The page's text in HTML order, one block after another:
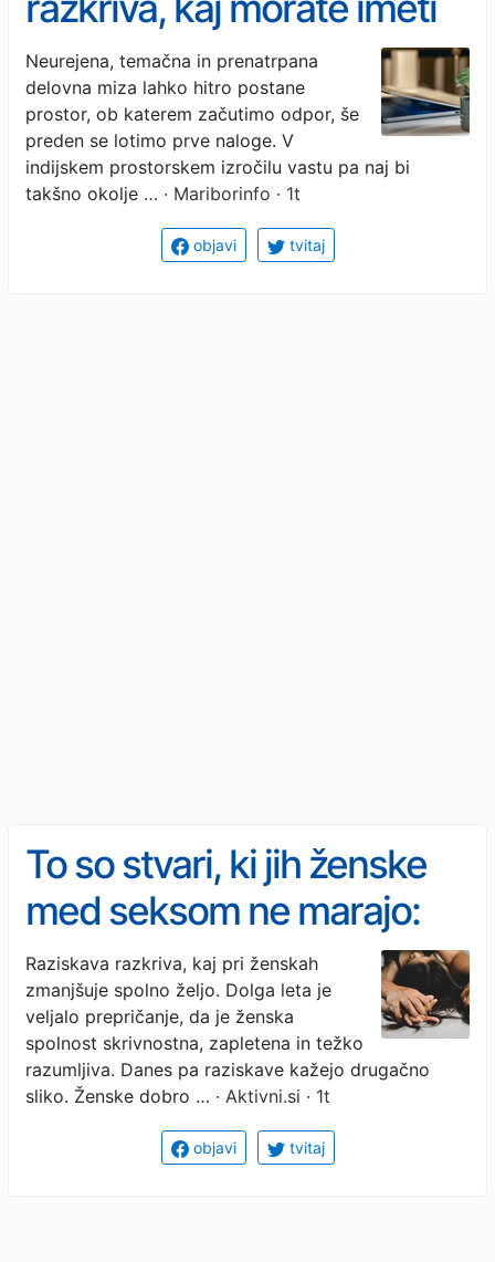
na delovni mizi za več
sreče
Neurejena, temačna in prenatrpana
delovna miza lahko hitro postane
prostor, ob katerem začutimo odpor, še
preden se lotimo prve naloge. V
indijskem prostorskem izročilu vastu pa naj bi
takšno okolje … · Mariborinfo · 1t
objavi tvitaj
To so stvari, ki jih ženske
med seksom ne marajo:
večina dela isto napako, ne
počnite je tudi vi
Raziskava razkriva, kaj pri ženskah
zmanjšuje spolno željo. Dolga leta je
veljalo prepričanje, da je ženska
spolnost skrivnostna, zapletena in težko
razumljiva. Danes pa raziskave kažejo drugačno
sliko. Ženske dobro … · Aktivni.si · 1t
objavi tvitaj